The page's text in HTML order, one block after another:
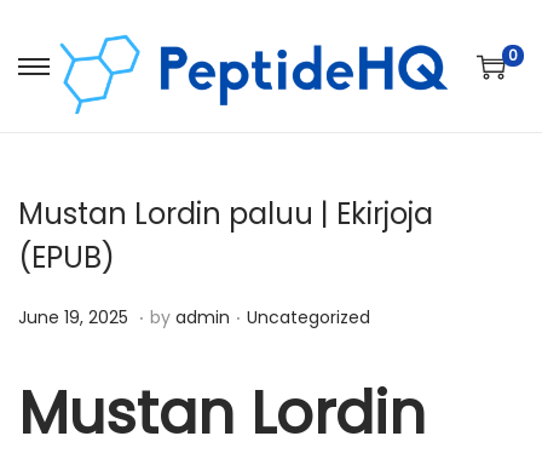
0
Mustan Lordin paluu | Ekirjoja
(EPUB)
Posted on
June 19, 2025 D
e
. by admin . Posted in
Uncategorized
Mustan Lordin